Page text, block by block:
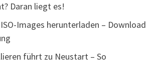
Daran liegt es!
Images herunterladen – Download
führt zu Neustart – So